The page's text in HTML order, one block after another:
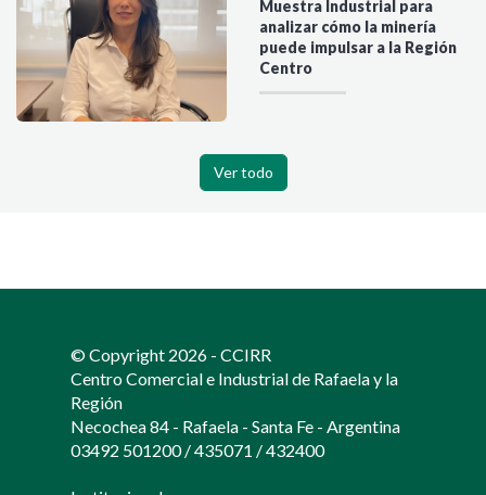
Muestra Industrial para
analizar cómo la minería
puede impulsar a la Región
Centro
Ver todo
© Copyright 2026 - CCIRR
Centro Comercial e Industrial de Rafaela y la
Región
Necochea 84 - Rafaela - Santa Fe - Argentina
03492 501200/435071 /432400